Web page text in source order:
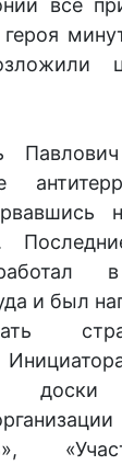
все
и был
доски